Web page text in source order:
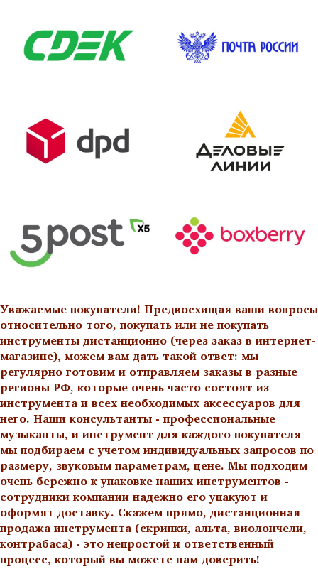
Уважаемые покупатели! Предвосхищая ваши вопросы
относительно того, покупать или не покупать
инструменты дистанционно (через заказ в интернет-
магазине), можем вам дать такой ответ: мы
регулярно готовим и отправляем заказы в разные
регионы РФ, которые очень часто состоят из
инструмента и всех необходимых аксессуаров для
него. Наши консультанты - профессиональные
музыканты, и инструмент для каждого покупателя
мы подбираем с учетом индивидуальных запросов по
размеру, звуковым параметрам, цене. Мы подходим
очень бережно к упаковке наших инструментов -
сотрудники компании надежно его упакуют и
оформят доставку. Скажем прямо, дистанционная
продажа инструмента (скрипки, альта, виолончели,
контрабаса) - это непростой и ответственный
процесс, который вы можете нам доверить!